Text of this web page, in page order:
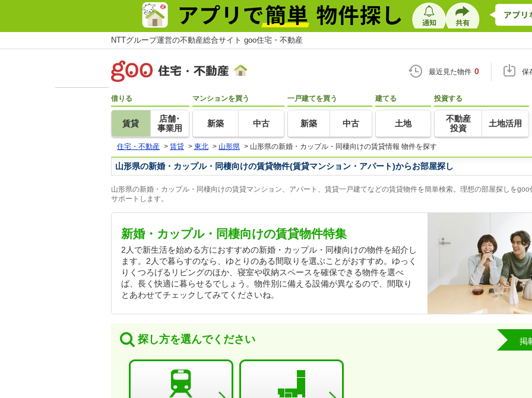
NTTグループ運営の不動産総合サイト goo住宅・不動産
最近見た物件 0 保
借りる
賃貸
店舗･
事業用
マンションを買う
新築 中古
一戸建てを買う
新築 中古
建てる
土地
投資する
不動産
投資
土地活用
住宅・不動産 > 賃貸 > 東北 > 山形県 > 山形県の新婚・カップル・同棲向けの賃貸情報 物件を探す
山形県の新婚・カップル・同棲向けの賃貸物件(賃貸マンション・アパート)からお部屋探し
山形県の新婚・カップル・同棲向けの賃貸マンション、アパート、賃貸一戸建てなどの賃貸物件を簡単検索。理想の部屋探しをgoo
サポートします。
新婚・カップル・同棲向けの賃貸物件特集
2人で新生活を始める方におすすめの新婚・カップル・同棲向けの物件を紹介し
ます。2人で暮らすのなら、ゆとりのある間取りを選ぶことがおすすめ。ゆっく
りくつろげるリビングのほか、寝室や収納スペースを確保できる物件を選べ
ば、長く快適に暮らせるでしょう。物件別に備える設備が異なるので、間取り
とあわせてチェックしてみてくださいね。
探し方を選んでください 掲